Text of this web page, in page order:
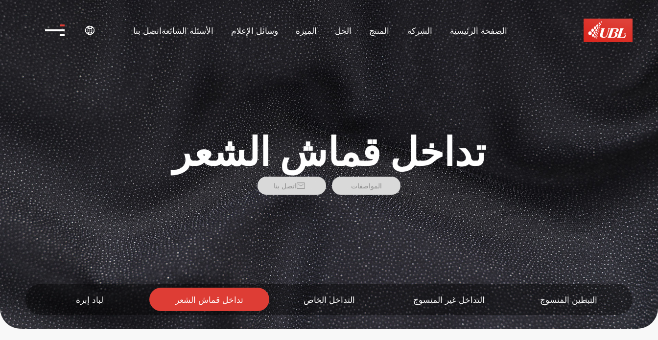
الصفحة الرئيسية الشركة المنتج الحل الميزة وسائل الإعلام الأسئلة الشائعةاتصل بنا 
تداخل قماش الشعر
المواصفات اتصل بنا
التبطين المنسوج التداخل غير المنسوج التداخل الخاص تداخل قماش الشعر لباد إبرة